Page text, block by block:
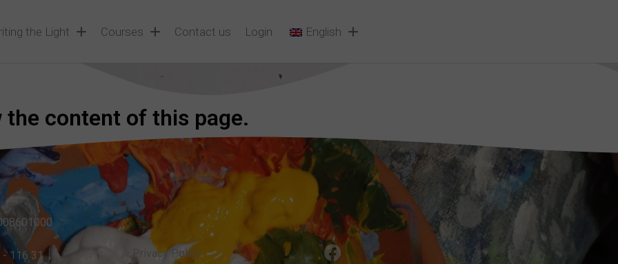
the Light Courses Contact us Login English
content of this page.
- 116 31
Privacy Policy